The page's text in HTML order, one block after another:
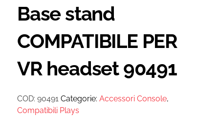
Base stand
COMPATIBILE PER
VR headset 90491
COD: 90491 Categorie: Accessori Console,
Compatibili Plays